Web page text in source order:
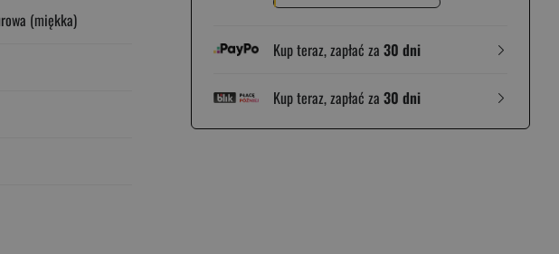
Kup teraz, zapłać za 30 dni
Kup teraz, zapłać za 30 dni
(miękka)